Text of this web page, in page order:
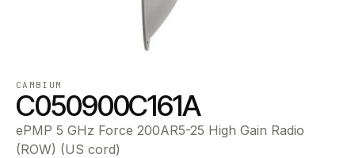
CAMBIUM
C050900C161A
ePMP 5 GHz Force 200AR5-25 High Gain Radio
(ROW) (US cord)